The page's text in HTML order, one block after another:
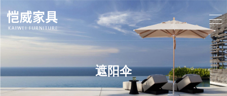
遮阳伞